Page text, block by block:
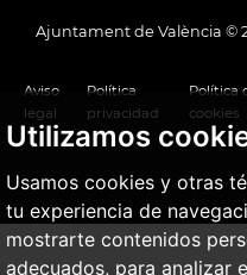
Utilizamos
Usamos cookies y otras
tu experiencia de
mostrarte contenidos
adecuados, para analizar
Ajuntament de València ©
Aviso
legal
Política
privacidad
Política
cookies